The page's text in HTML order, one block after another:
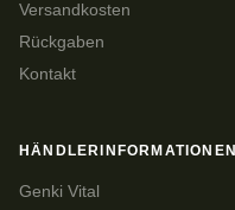
Versandkosten
Rückgaben
Kontakt
HÄNDLERINFORMATIONEN
Genki Vital